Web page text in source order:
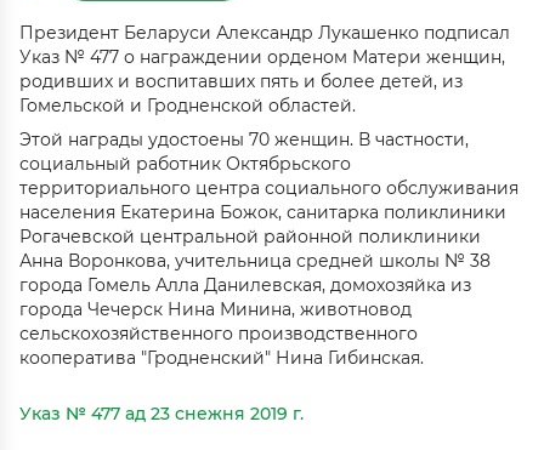
Президент Беларуси Александр Лукашенко подписал
Указ № 477 о награждении орденом Матери женщин,
родивших и воспитавших пять и более детей, из
Гомельской и Гродненской областей.
Этой награды удостоены 70 женщин. В частности,
социальный работник Октябрьского
территориального центра социального обслуживания
населения Екатерина Божок, санитарка поликлиники
Рогачевской центральной районной поликлиники
Анна Воронкова, учительница средней школы № 38
города Гомель Алла Данилевская, домохозяйка из
города Чечерск Нина Минина, животновод
сельскохозяйственного производственного
кооператива "Гродненский" Нина Гибинская.
Указ № 477 ад 23 снежня 2019 г.